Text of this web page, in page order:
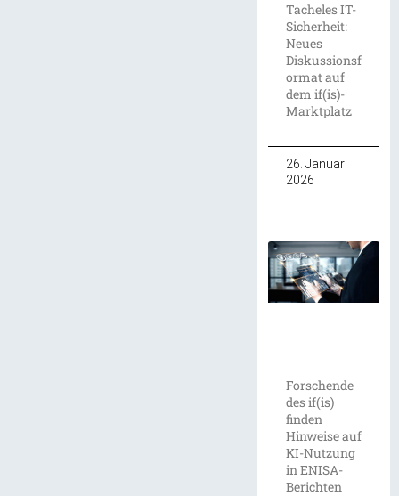
Tacheles IT-
Sicherheit:
Neues
Diskussionsf
ormat auf
dem if(is)-
Marktplatz
26. Januar
2026
Forschende
des if(is)
finden
Hinweise auf
KI-Nutzung
in ENISA-
Berichten